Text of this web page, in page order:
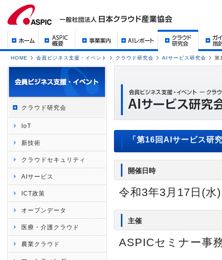
HOME 会員ビジネス支援・イベント クラウド研究会 AIサービス研究会 第
クラウド研究会
IoT
新技術
クラウドセキュリティ
AIサービス
ICT政策
オープンデータ
医療・介護クラウド
農業クラウド
「第16回AIサービス
開催日時
令和3年3月17日(
主催
ASPICセミナー事